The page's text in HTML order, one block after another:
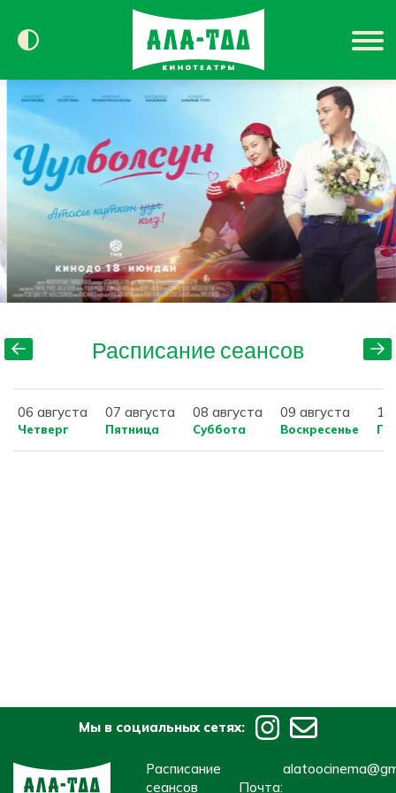
Сегодня в кино
Расписание
Контакты
Расписание сеансов
06 августа
Четверг
07 августа
Пятница
08 августа
Суббота
09 августа
Воскресенье
10
Мы в социальных сетях:
Расписание
сеансов
Почта: